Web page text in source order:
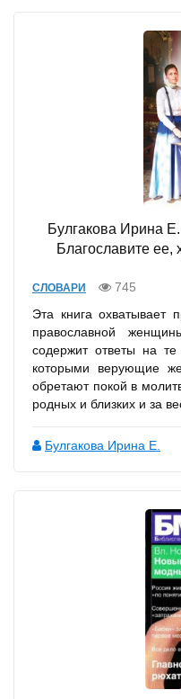
Булгакова Ирина
Благославите
СЛОВАРИ
745
Эта книга охватывает
православной
содержит ответы на
которыми верующие
обретают покой в
родных и близких и за
Булгакова Ирина Е.